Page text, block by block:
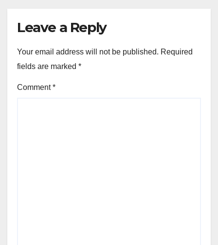
Leave a Reply
Your email address will not be published. Required
fields are marked *
Comment*